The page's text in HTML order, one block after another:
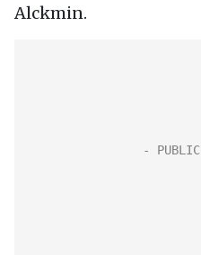
Alckmin.